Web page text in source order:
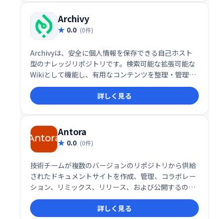
Archivy
0.0 (0件)
Archivyは、安全に個人情報を保存できる自己ホスト
型のナレッジリポジトリです。検索可能な拡張可能な
Wikiとして機能し、有用なコンテンツを整理・管理で
きます。 個人で利用し、知識の蓄積と活用を促進する
ツールとして最適です。詳しく見る
Antora
0.0 (0件)
技術チームが複数のバージョンのリポジトリから供給
されたドキュメントサイトを作成、管理、コラボレー
ション、リミックス、リリース、および公開するのに
役立つAsciidoctorドキュメントツールチェーン。
詳しく見る